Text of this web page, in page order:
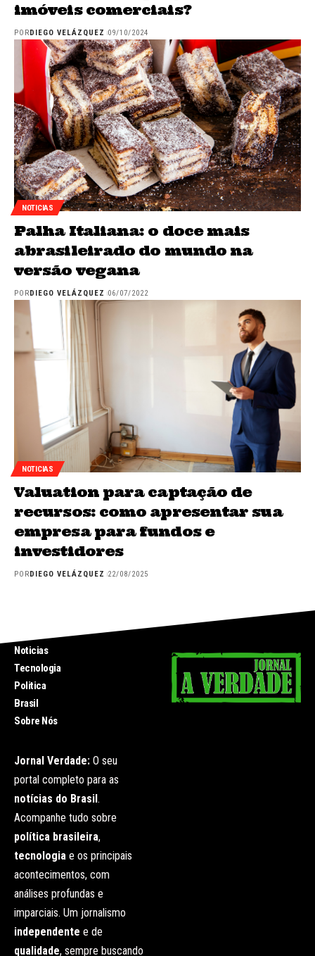
imóveis comerciais?
PORDIEGO VELÁZQUEZ 09/10/2024
NOTICIAS
Palha Italiana: o doce mais
abrasileirado do mundo na
versão vegana
POR DIEGO VELÁZQUEZ 06/07/2022
NOTICIAS
Valuation para captação de
recursos: como apresentar sua
empresa para fundos e
investidores
POR DIEGO VELÁZQUEZ 22/08/2025
Noticias
Tecnologia
Politica
Brasil
Sobre Nós
Jornal Verdade: O seu
portal completo para as
notícias do Brasil .
Acompanhe tudo sobre
política brasileira,
tecnologia e os principais
acontecimentos, com
análises profundas e
imparciais. Um jornalismo
independente e de
qualidade, sempre buscando